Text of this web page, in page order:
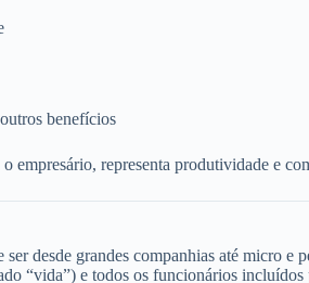
benefícios
empresário, representa produtividade e
desde grandes companhias até micro e
“vida”) e todos os funcionários incluídos